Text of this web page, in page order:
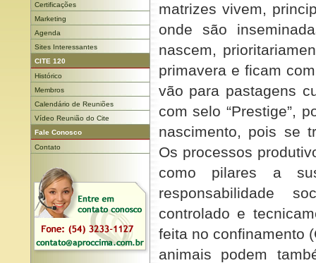
Certificações
Marketing
Agenda
Sites Interessantes
CITE 120
Histórico
Membros
Calendário de Reuniões
Vídeo Reunião do Cite
Fale Conosco
Contato
matrizes vivem,
onde são
nascem,
primavera e ficam
vão para pastagens
com selo “Prestige”,
nascimento, pois se
Os processos
como pilares a
responsabilidade
controlado e
feita no confinamento
animais podem